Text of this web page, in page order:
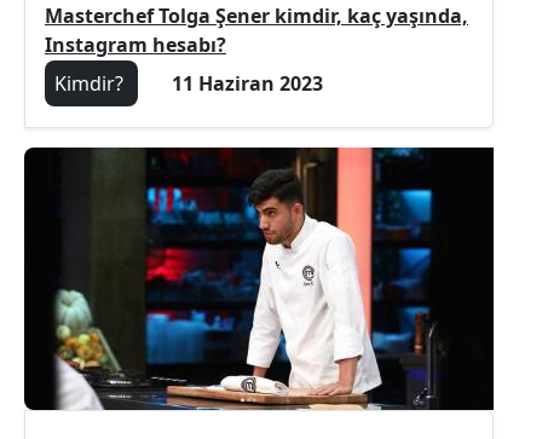
Masterchef Tolga Şener kimdir, kaç yaşında,
Instagram hesabı?
Kimdir?
11 Haziran 2023